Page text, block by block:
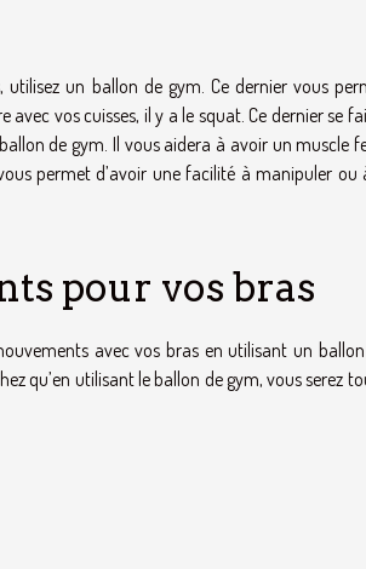
un ballon de gym. Ce dernier vous
vos cuisses, il y a le squat. Ce dernier se
de gym. Il vous aidera à avoir un muscle
permet d’avoir une facilité à manipuler ou
pour vos bras
avec vos bras en utilisant un
qu’en utilisant le ballon de gym, vous serez